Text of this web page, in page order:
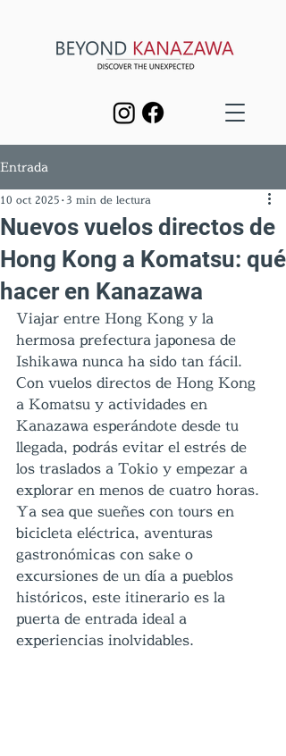
Entrada
Nuevos vuelos directos de
Hong Kong a Komatsu: qué
hacer en Kanazawa
10 oct 2025 3 min de lectura
Viajar entre Hong Kong y la
hermosa prefectura japonesa de
Ishikawa nunca ha sido tan fácil.
Con vuelos directos de Hong Kong
a Komatsu y actividades en
Kanazawa esperándote desde tu
llegada, podrás evitar el estrés de
los traslados a Tokio y empezar a
explorar en menos de cuatro horas.
Ya sea que sueñes con tours en
bicicleta eléctrica, aventuras
gastronómicas con sake o
excursiones de un día a pueblos
históricos, este itinerario es la
puerta de entrada ideal a
experiencias inolvidables.